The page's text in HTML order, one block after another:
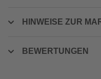
HINWEISE ZUR
BEWERTUNGEN